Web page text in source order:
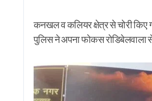
कनखल व कलियर क्षेत्र से चोरी किए
पुलिस ने अपना फोकस रोडिबेलवाला